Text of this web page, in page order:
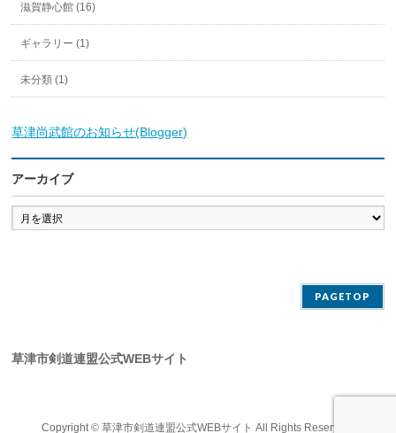
滋賀静心館 (16)
ギャラリー (1)
未分類 (1)
草津尚武館のお知らせ(Blogger)
アーカイブ
ア
ー
PAGETOP
草津市剣道連盟公式WEBサイト
Copyright ©草津市剣道連盟公式WEBサイト All Rights Reserved.